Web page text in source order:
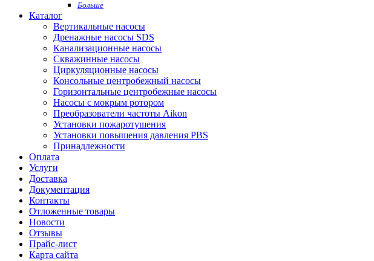
Больше
Каталог
Вертикальные насосы
Дренажные насосы SDS
Канализационные насосы
Скважинные насосы
Циркуляционные насосы
Консольные центробежный насосы
Горизонтальные центробежные насосы
Насосы с мокрым ротором
Преобразователи частоты Aikon
Установки пожаротушения
Установки повышения давления PBS
Принадлежности
Оплата
Услуги
Доставка
Документация
Контакты
Отложенные товары
Новости
Отзывы
Прайс-лист
Карта сайта